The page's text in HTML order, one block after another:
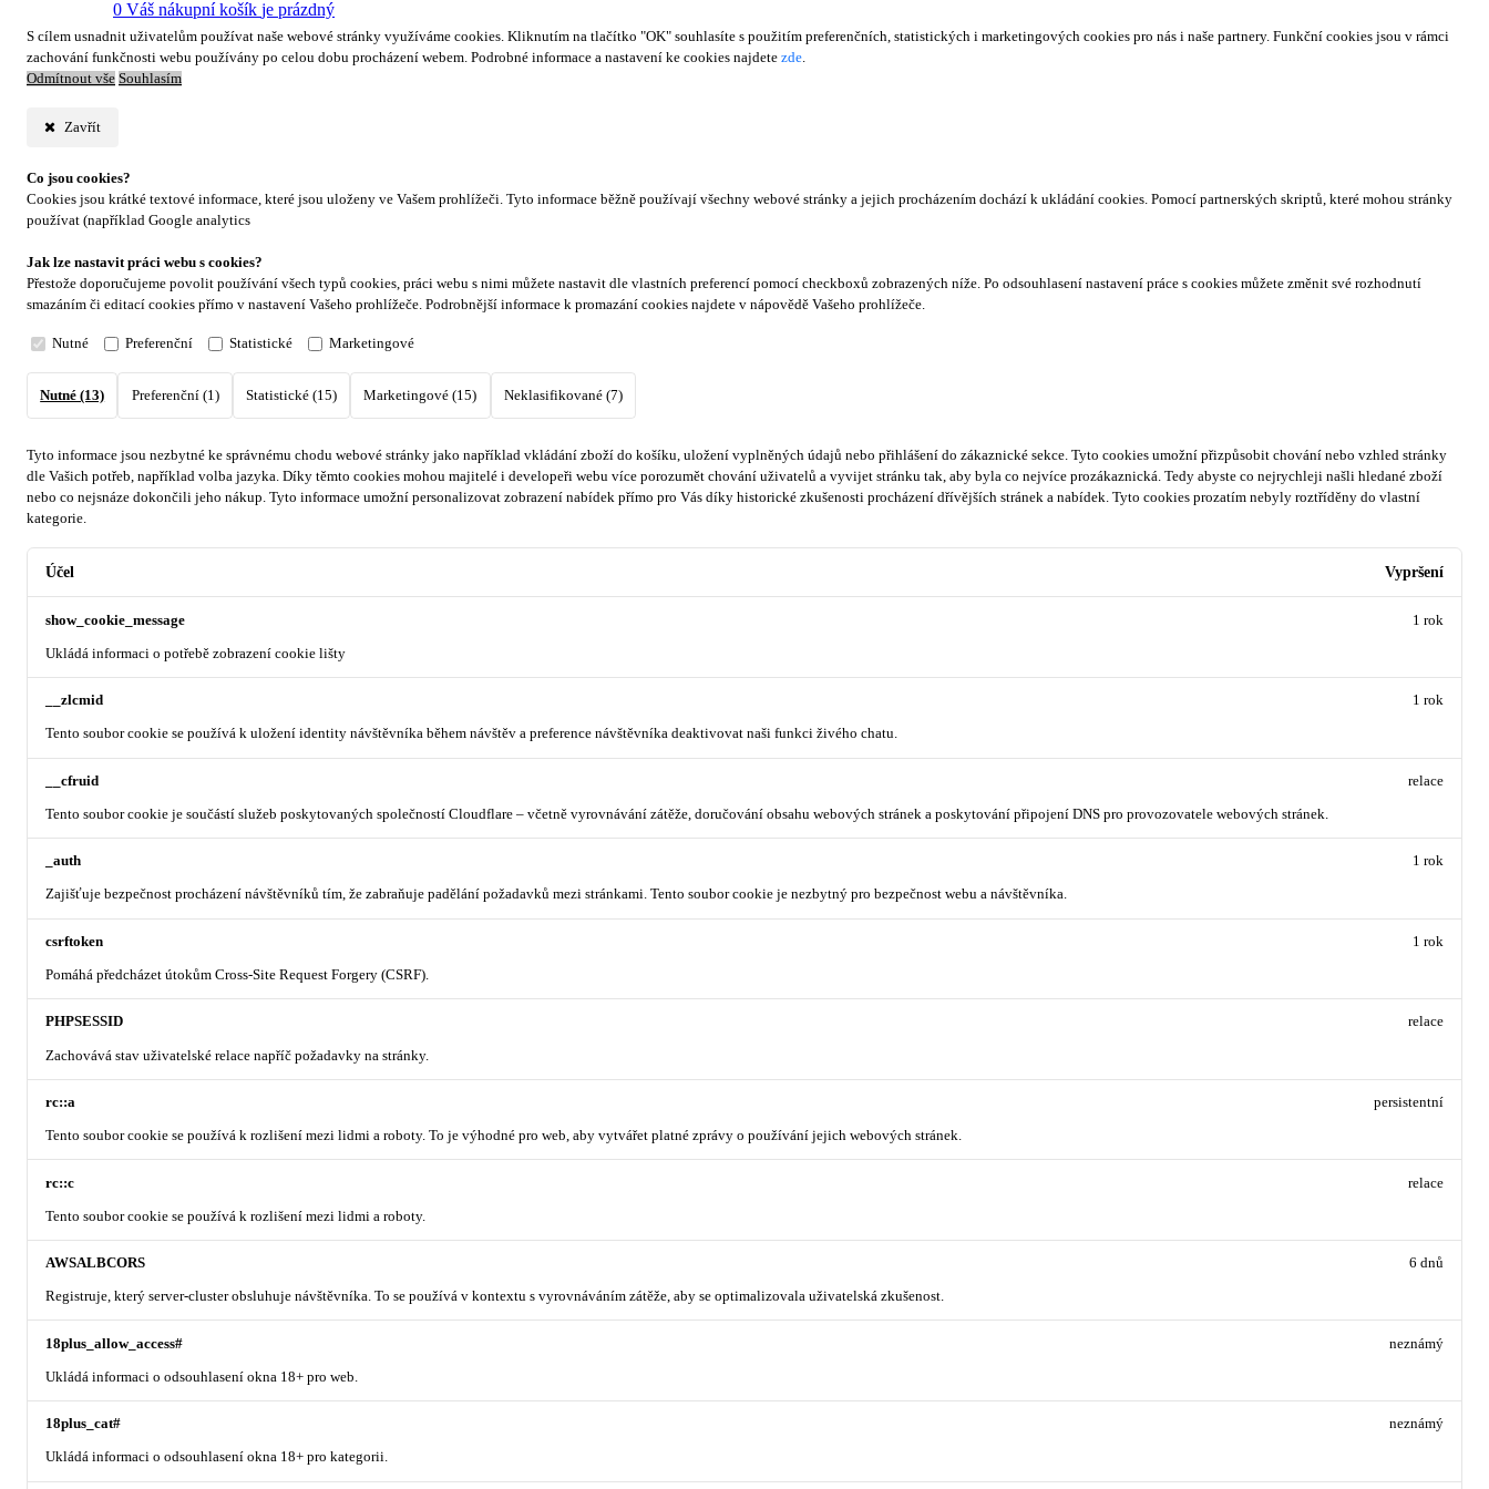
S cílem usnadnit uživatelům používat naše webové stránky využíváme cookies. Kliknutím na tlačítko "OK" souhlasíte s použitím preferenčních, statistických i marketingových cookies pro nás i naše partnery. Funkční cookies jsou v rámci
zachování funkčnosti webu používány po celou dobu procházení webem. Podrobné informace a nastavení ke cookies najdete zde.
Odmítnout vše Souhlasím
Zavřít
Co jsou cookies?
Cookies jsou krátké textové informace, které jsou uloženy ve Vašem prohlížeči. Tyto informace běžně používají všechny webové stránky a jejich procházením dochází k ukládání cookies. Pomocí partnerských skriptů, které mohou stránky
používat (například Google analytics
Jak lze nastavit práci webu s cookies?
Přestože doporučujeme povolit používání všech typů cookies, práci webu s nimi můžete nastavit dle vlastních preferencí pomocí checkboxů zobrazených níže. Po odsouhlasení nastavení práce s cookies můžete změnit své rozhodnutí
smazáním či editací cookies přímo v nastavení Vašeho prohlížeče. Podrobnější informace k promazání cookies najdete v nápovědě Vašeho prohlížeče.
Nutné Preferenční Statistické Marketingové
Nutné (13) Preferenční (1) Statistické (15) Marketingové (15) Neklasifikované (7)
Tyto informace jsou nezbytné ke správnému chodu webové stránky jako například vkládání zboží do košíku, uložení vyplněných údajů nebo přihlášení do zákaznické sekce. Tyto cookies umožní přizpůsobit chování nebo vzhled stránky
dle Vašich potřeb, například volba jazyka. Díky těmto cookies mohou majitelé i developeři webu více porozumět chování uživatelů a vyvijet stránku tak, aby byla co nejvíce prozákaznická. Tedy abyste co nejrychleji našli hledané zboží
nebo co nejsnáze dokončili jeho nákup. Tyto informace umožní personalizovat zobrazení nabídek přímo pro Vás díky historické zkušenosti procházení dřívějších stránek a nabídek. Tyto cookies prozatím nebyly roztříděny do vlastní
kategorie.
Účel Vypršení
show_cookie_message
Ukládá informaci o potřebě zobrazení cookie lišty
1 rok
__zlcmid
Tento soubor cookie se používá k uložení identity návštěvníka během návštěv a preference návštěvníka deaktivovat naši funkci živého chatu.
1 rok
__cfruid
Tento soubor cookie je součástí služeb poskytovaných společností Cloudflare – včetně vyrovnávání zátěže, doručování obsahu webových stránek a poskytování připojení DNS pro provozovatele webových stránek.
relace
_auth
Zajišťuje bezpečnost procházení návštěvníků tím, že zabraňuje padělání požadavků mezi stránkami. Tento soubor cookie je nezbytný pro bezpečnost webu a návštěvníka.
1 rok
csrftoken
Pomáhá předcházet útokům Cross-Site Request Forgery (CSRF).
1 rok
PHPSESSID
Zachovává stav uživatelské relace napříč požadavky na stránky.
relace
rc::a
Tento soubor cookie se používá k rozlišení mezi lidmi a roboty. To je výhodné pro web, aby vytvářet platné zprávy o používání jejich webových stránek.
persistentní
rc::c
Tento soubor cookie se používá k rozlišení mezi lidmi a roboty.
relace
AWSALBCORS
Registruje, který server-cluster obsluhuje návštěvníka. To se používá v kontextu s vyrovnáváním zátěže, aby se optimalizovala uživatelská zkušenost.
6 dnů
18plus_allow_access#
Ukládá informaci o odsouhlasení okna 18+ pro web.
neznámý
18plus_cat#
Ukládá informaci o odsouhlasení okna 18+ pro kategorii.
neznámý
0 Váš nákupní košík je prázdný